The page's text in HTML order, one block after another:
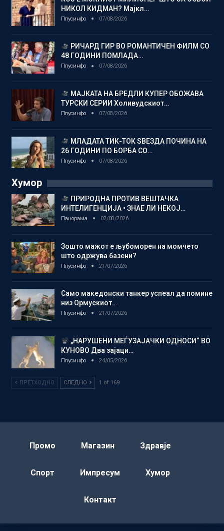
НИКОЛ КИДМАН? Мајкл…
Плусинфо 07/08/2026
РИЧАРД ГИР ВО РОМАНТИЧЕН ФИЛМ СО
48 ГОДИНИ ПОМЛАДА…
Плусинфо 07/08/2026
МАЈКАТА НА БРЕДЛИ КУПЕР ОБОЖАВА
ТУРСКИ СЕРИИ Холивудскиот…
Плусинфо 07/08/2026
МЛАДАТА ТИК-ТОК ЅВЕЗДА ПОЧИНА НА
26 ГОДИНИ ПО БОРБА СО…
Плусинфо 07/08/2026
Хумор
ПРИРОДНА ПРОТИВ ВЕШТАЧКА
ИНТЕЛИГЕНЦИЈА • ЗНАЕ ЛИ НЕКОЈ…
Панорама 02/08/2026
Зошто мажот е љубоморен на момчето
што одржува базени?
Плусинфо 21/07/2026
Само македонски танкер успеал да помине
низ Ормускиот…
Плусинфо 21/07/2026
„НАРУШЕНИ МЕЃУЗАЈАЧКИ ОДНОСИ“ ВО
КУНОВО Два зајаци…
Плусинфо 24/05/2026
ПРЕТХОДНО СЛЕДНО 1 of 169
Промо Магазин Здравје
Спорт Импресум Хумор
Контакт